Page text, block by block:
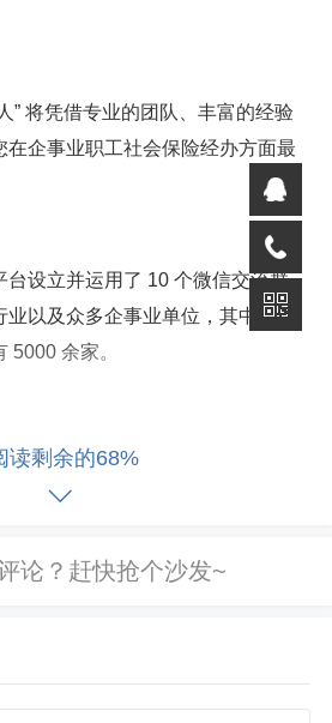
” 将凭借专业的团队、丰富的经验
在企事业职工社会保险经办方面最
设立并运用了 10 个微信交流群，
以及众多企事业单位，其中长春
5000 余家。
群，平台为不同行业的企事业单位
方面遇到的问题和解决方案。
在群内发布五险一金相关政策的
经办人及时了解政策变化，确保企
读剩余的68%